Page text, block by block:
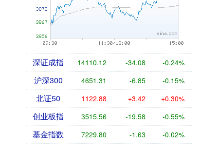
深证成指 14110.12 -34.08 -0.24%
沪深300 4651.31 -6.85 -0.15%
北证50 1122.88 +3.42 +0.30%
创业板指 3515.56 -19.58 -0.55%
基金指数 7229.80 -1.63 -0.02%